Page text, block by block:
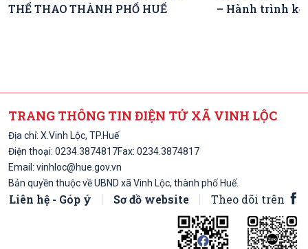
THỂ THAO THÀNH PHỐ HUẾ
– Hành trình
TRANG THÔNG TIN ĐIỆN TỬ XÃ VINH LỘC
Địa chỉ: X.Vinh Lộc, TP.Huế
Điện thoại: 0234.3874817Fax: 0234.3874817
Email: vinhloc@hue.gov.vn
Bản quyền thuộc về UBND xã Vinh Lộc, thành phố Huế.
Liên hệ - Góp ý Sơ đồ website Theo dõi trên